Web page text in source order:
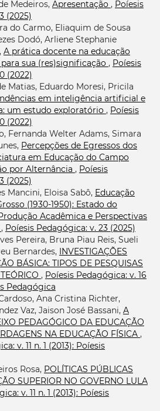
Medeiros, Apresentação , Poíesis
(2025)
do Carmo, Eliaquim de Sousa
Dodó, Arliene Stephanie
A prática docente na educação
sua (res)significação , Poíesis
(2022)
Matias, Eduardo Moresi, Pricila
em inteligência artificial e
um estudo exploratório , Poíesis
(2022)
Fernanda Welter Adams, Simara
Percepções de Egressos dos
em Educação do Campo
por Alternância , Poíesis
(2025)
Mancini, Eloisa Sabô, Educação
(1930-1950): Estado do
Acadêmica e Perspectivas
, Poíesis Pedagógica: v. 23 (2025)
Pereira, Bruna Piau Reis, Sueli
Bernardes, INVESTIGAÇÕES
BÁSICA: TIPOS DE PESQUISAS
, Poíesis Pedagógica: v. 16
Pedagógica
Ana Cristina Richter,
Vaz, Jaison José Bassani, A
PEDAGÓGICO DA EDUCAÇÃO
NA EDUCAÇÃO FÍSICA ,
v. 11 n. 1 (2013): Poíesis
Rosa, POLÍTICAS PÚBLICAS
SUPERIOR NO GOVERNO LULA
v. 11 n. 1 (2013): Poíesis